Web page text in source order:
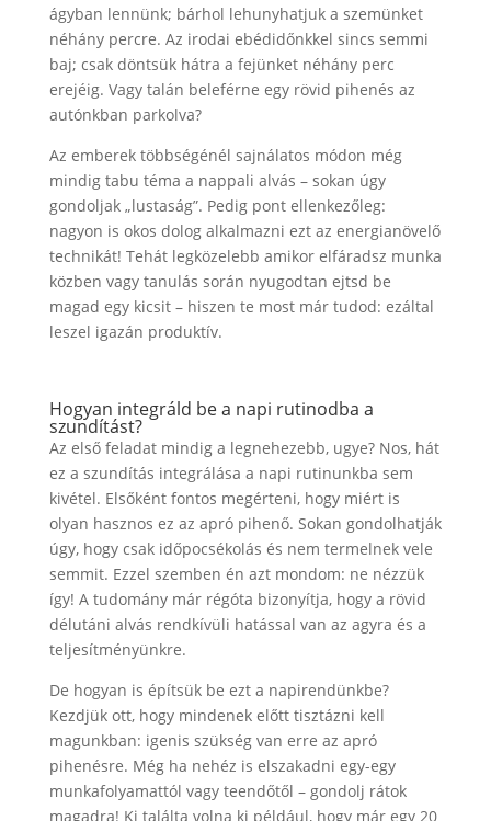
ágyban lennünk; bárhol lehunyhatjuk a szemünket
néhány percre. Az irodai ebédidőnkkel sincs semmi
baj; csak döntsük hátra a fejünket néhány perc
erejéig. Vagy talán beleférne egy rövid pihenés az
autónkban parkolva?
Az emberek többségénél sajnálatos módon még
mindig tabu téma a nappali alvás – sokan úgy
gondoljak „lustaság”. Pedig pont ellenkezőleg:
nagyon is okos dolog alkalmazni ezt az energianövelő
technikát! Tehát legközelebb amikor elfáradsz munka
közben vagy tanulás során nyugodtan ejtsd be
magad egy kicsit – hiszen te most már tudod: ezáltal
leszel igazán produktív.
Hogyan integráld be a napi rutinodba a
szundítást?
Az első feladat mindig a legnehezebb, ugye? Nos, hát
ez a szundítás integrálása a napi rutinunkba sem
kivétel. Elsőként fontos megérteni, hogy miért is
olyan hasznos ez az apró pihenő. Sokan gondolhatják
úgy, hogy csak időpocsékolás és nem termelnek vele
semmit. Ezzel szemben én azt mondom: ne nézzük
így! A tudomány már régóta bizonyítja, hogy a rövid
délutáni alvás rendkívüli hatással van az agyra és a
teljesítményünkre.
De hogyan is építsük be ezt a napirendünkbe?
Kezdjük ott, hogy mindenek előtt tisztázni kell
magunkban: igenis szükség van erre az apró
pihenésre. Még ha nehéz is elszakadni egy-egy
munkafolyamattól vagy teendőtől – gondolj rátok
magadra! Ki találta volna ki például, hogy már egy 20